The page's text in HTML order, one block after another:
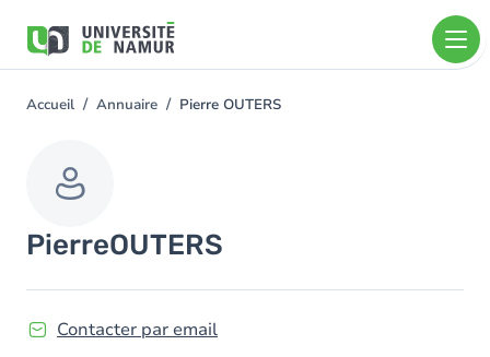
contenu
You
Accueil Annuaire Pierre OUTERS
PierreOUTERS
Contacter par email